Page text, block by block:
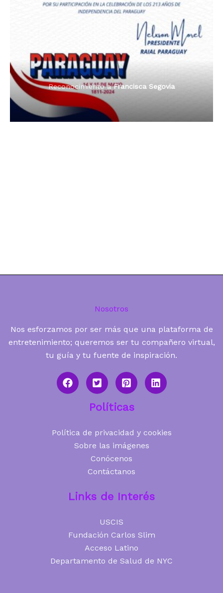
Dama de Oro 2024
Reconocimiento aFrancisca Segovia
Reconocimiento aFrancisca Segovia
Radio Tribuna Abierta
Radio Tribuna Abierta
Radio Oñondivepa Paraguay
Premio Orgullo Paraguayo
Reconocimiento aFrancisca Segovia
Nosotros
Nos esforzamos por ser más que una plataforma de
entretenimiento; queremos ser tu compañero virtual,
tu guía y tu fuente de inspiración.
Políticas
Política de privacidad y cookies
Sobre las imágenes
Conócenos
Contáctanos
Links de Interés
USCIS
Fundación Carlos Slim
Acceso Latino
Departamento de Salud de NYC